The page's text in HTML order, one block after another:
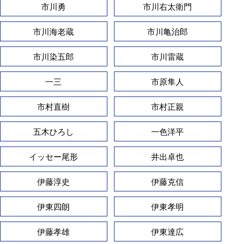
市川勇 市川右太衛門
市川海老蔵 市川亀治郎
市川染五郎 市川雷蔵
一三 市原隼人
市村直樹 市村正親
五木ひろし 一色洋平
イッセー尾形 井出卓也
伊藤淳史 伊藤克信
伊東四朗 伊東孝明
伊藤孝雄 伊東達広